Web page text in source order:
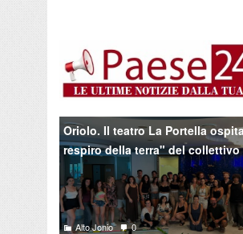
Oriolo. Il teatro La Portella
respiro della terra" del collettivo
Alto Jonio 0